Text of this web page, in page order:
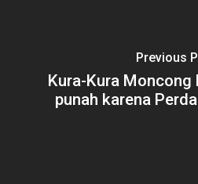
Previous
Kura-Kura Moncong
punah karena